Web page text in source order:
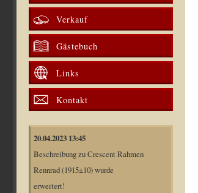
Verkauf
Gästebuch
Links
Kontakt
20.04.2023 13:45
Beschreibung zu Crescent Rahmen
Rennrad (1915±10) wurde
erweitert!